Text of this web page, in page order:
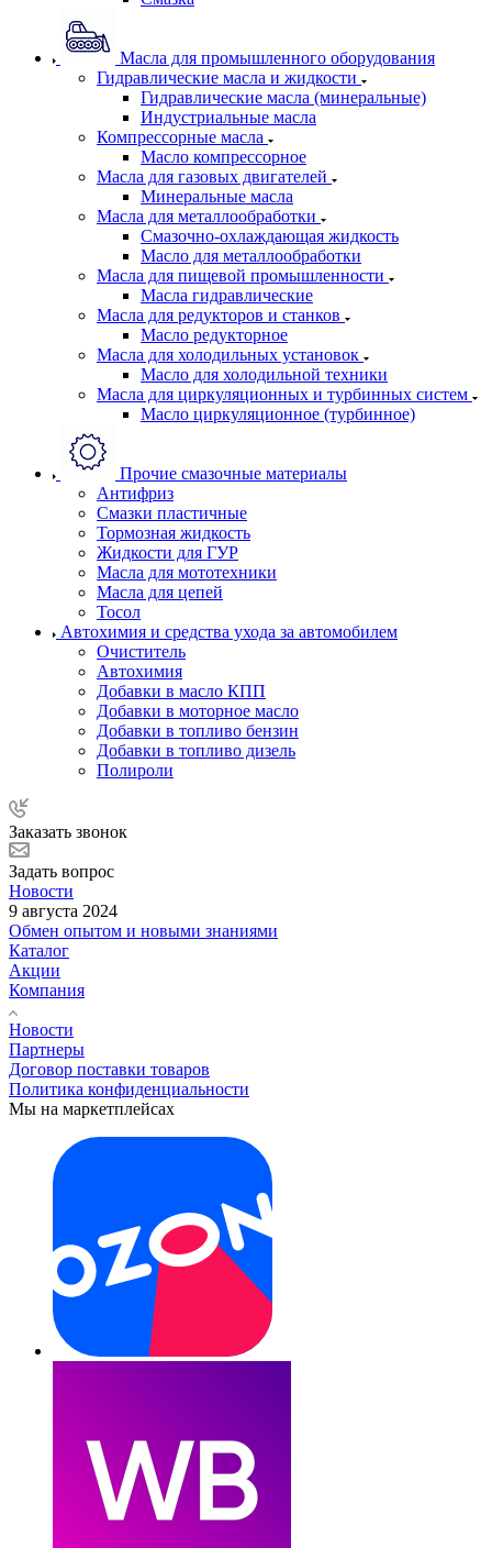
Масла для промышленного оборудования
Гидравлические масла и жидкости
Гидравлические масла (минеральные)
Индустриальные масла
Компрессорные масла
Масло компрессорное
Масла для газовых двигателей
Минеральные масла
Масла для металлообработки
Смазочно-охлаждающая жидкость
Масло для металлообработки
Масла для пищевой промышленности
Масла гидравлические
Масла для редукторов и станков
Масло редукторное
Масла для холодильных установок
Масло для холодильной техники
Масла для циркуляционных и турбинных систем
Масло циркуляционное (турбинное)
Прочие смазочные материалы
Антифриз
Смазки пластичные
Тормозная жидкость
Жидкости для ГУР
Масла для мототехники
Масла для цепей
Тосол
Автохимия и средства ухода за автомобилем
Очиститель
Автохимия
Добавки в масло КПП
Добавки в моторное масло
Добавки в топливо бензин
Добавки в топливо дизель
Полироли
Заказать звонок
Задать вопрос
Новости
9 августа 2024
Обмен опытом и новыми знаниями
Каталог
Акции
Компания
Новости
Партнеры
Договор поставки товаров
Политика конфиденциальности
Мы на маркетплейсах